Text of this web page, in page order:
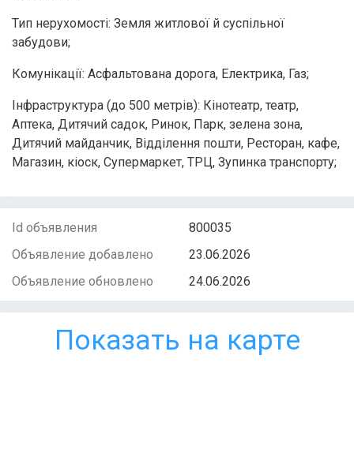
Тип нерухомості: Земля житлової й суспільної
забудови;
Комунікації: Асфальтована дорога, Електрика, Газ;
Інфраструктура (до 500 метрів): Кінотеатр, театр,
Аптека, Дитячий садок, Ринок, Парк, зелена зона,
Дитячий майданчик, Відділення пошти, Ресторан, кафе,
Магазин, кіоск, Супермаркет, ТРЦ, Зупинка транспорту;
Id объявления
800035
Объявление добавлено
23.06.2026
Объявление обновлено
24.06.2026
Показать на карте